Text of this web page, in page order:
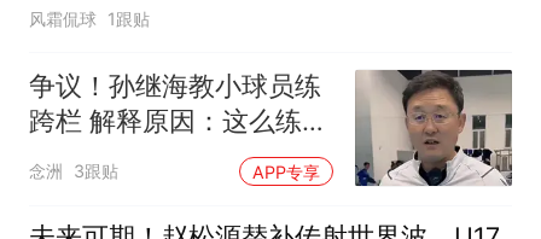
风霜侃球 1跟贴
争议！孙继海教小球员练
跨栏 解释原因：这么练才
专业 与董路不同
念洲 3跟贴 APP专享